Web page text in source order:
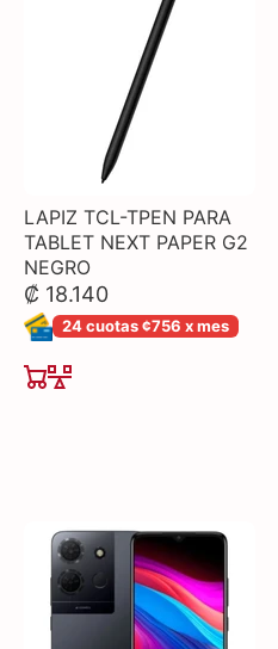
LAPIZ TCL-TPEN PARA
TABLET NEXT PAPER G2
NEGRO
₡ 18.140
24 cuotas ¢756 x mes